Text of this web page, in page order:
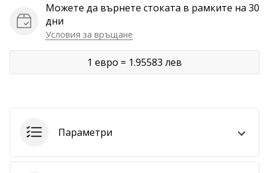
Покажи
всички
Можете да върнете стоката в рамките на 30
дни
Условия за връщане
1 евро = 1.95583 лев
Параметри